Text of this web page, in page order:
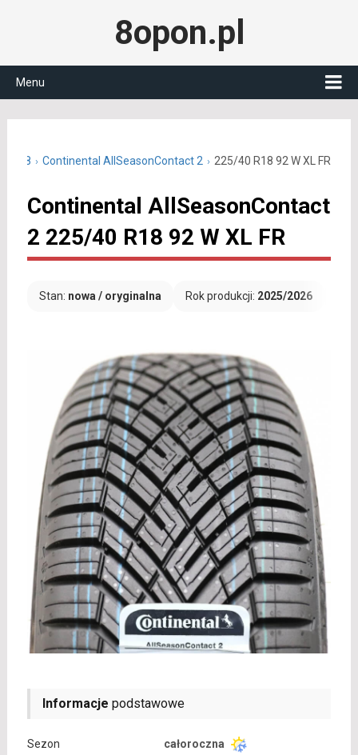
8opon.pl
Menu
R18 Continental AllSeasonContact 2 225/40 R18 92 W XL FR
Continental AllSeasonContact
2 225/40 R18 92 W XL FR
Stan: nowa / oryginalna Rok produkcji: 2025/2026
Informacje podstawowe
Sezon
całoroczna